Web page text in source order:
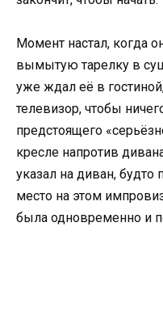
Момент настал, когда
вымытую тарелку в
уже ждал её в
телевизор, чтобы
предстоящего
кресле напротив
указал на диван, будто
место на этом
была одновременно и